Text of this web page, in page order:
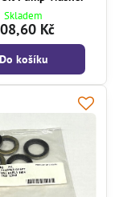
Skladem
Kč
Do košíku